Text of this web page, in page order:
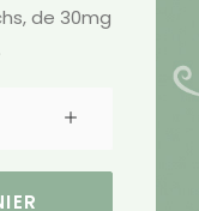
de 30mg